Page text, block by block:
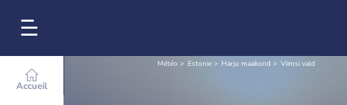
Accueil
Météo Estonie Harju maakond Viimsi vald